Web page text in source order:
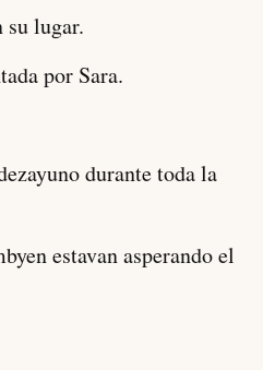
su lugar.
por Sara.
durante toda la
estavan asperando el